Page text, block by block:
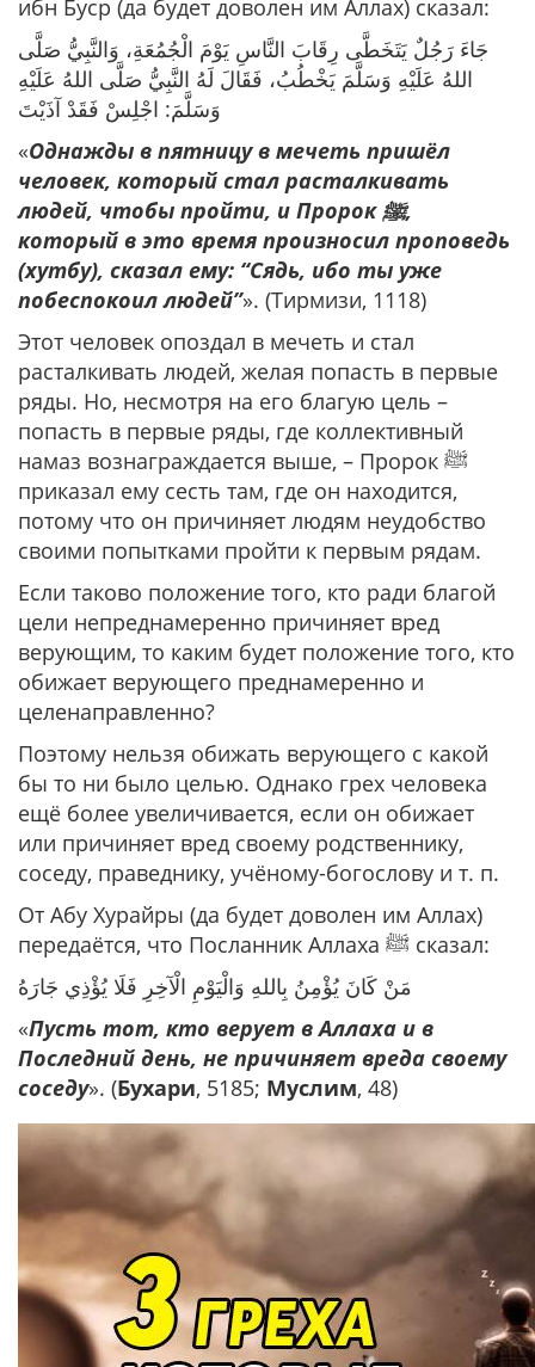
ибн Буср (да будет доволен им Аллах) сказал:
جَاءَ رَجُلٌ يَتَخَطَّى رِقَابَ النَّاسِ يَوْمَ الْجُمُعَةِ، وَالنَّبِيُّ صَلَّى
اللهُ عَلَيْهِ وَسَلَّمَ يَخْطُبُ، فَقَالَ لَهُ النَّبِيُّ صَلَّى اللهُ عَلَيْهِ
وَسَلَّمَ: اجْلِسْ فَقَدْ آذَيْتَ
«Однажды в пятницу в мечеть пришёл
человек, который стал расталкивать
людей, чтобы пройти, и Пророк ﷺ,
который в это время произносил проповедь
(хутбу), сказал ему: “Сядь, ибо ты уже
побеспокоил людей”». (Тирмизи, 1118)
Этот человек опоздал в мечеть и стал
расталкивать людей, желая попасть в первые
ряды. Но, несмотря на его благую цель –
попасть в первые ряды, где коллективный
намаз вознаграждается выше, – Пророк ﷺ
приказал ему сесть там, где он находится,
потому что он причиняет людям неудобство
своими попытками пройти к первым рядам.
Если таково положение того, кто ради благой
цели непреднамеренно причиняет вред
верующим, то каким будет положение того, кто
обижает верующего преднамеренно и
целенаправленно?
Поэтому нельзя обижать верующего с какой
бы то ни было целью. Однако грех человека
ещё более увеличивается, если он обижает
или причиняет вред своему родственнику,
соседу, праведнику, учёному-богослову и т. п.
От Абу Хурайры (да будет доволен им Аллах)
передаётся, что Посланник Аллаха ﷺ сказал:
مَنْ كَانَ يُؤْمِنُ بِاللهِ وَالْيَوْمِ الْآخِرِ فَلَا يُؤْذِي ‌جَارَهُ
«Пусть тот, кто верует в Аллаха и в
Последний день, не причиняет вреда своему
соседу». (Бухари, 5185; Муслим, 48)